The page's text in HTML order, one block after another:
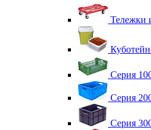
Тележки
Серия
Серия
Серия